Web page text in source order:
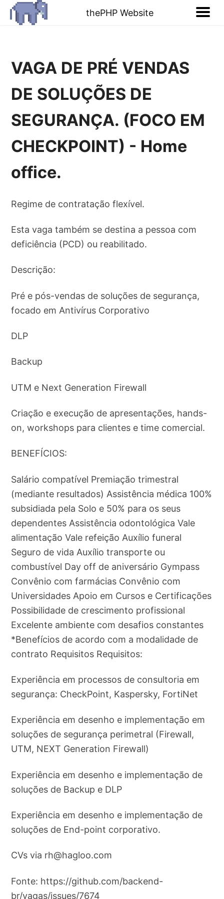
thePHP Website
VAGA DE PRÉ VENDAS
DE SOLUÇÕES DE
SEGURANÇA. (FOCO EM
CHECKPOINT) - Home
office.
Regime de contratação flexível.
Esta vaga também se destina a pessoa com
deficiência (PCD) ou reabilitado.
Descrição:
Pré e pós-vendas de soluções de segurança,
focado em Antivírus Corporativo
DLP
Backup
UTM e Next Generation Firewall
Criação e execução de apresentações, hands-
on, workshops para clientes e time comercial.
BENEFÍCIOS:
Salário compatível Premiação trimestral
(mediante resultados) Assistência médica 100%
subsidiada pela Solo e 50% para os seus
dependentes Assistência odontológica Vale
alimentação Vale refeição Auxílio funeral
Seguro de vida Auxílio transporte ou
combustível Day off de aniversário Gympass
Convênio com farmácias Convênio com
Universidades Apoio em Cursos e Certificações
Possibilidade de crescimento profissional
Excelente ambiente com desafios constantes
*Benefícios de acordo com a modalidade de
contrato Requisitos Requisitos:
Experiência em processos de consultoria em
segurança: CheckPoint, Kaspersky, FortiNet
Experiência em desenho e implementação em
soluções de segurança perimetral (Firewall,
UTM, NEXT Generation Firewall)
Experiência em desenho e implementação de
soluções de Backup e DLP
Experiência em desenho e implementação de
soluções de End-point corporativo.
CVs via rh@hagloo.com
Fonte: https://github.com/backend-
br/vagas/issues/7674